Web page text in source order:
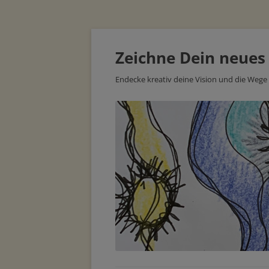
Zeichne Dein
Endecke kreativ deine Vision und die